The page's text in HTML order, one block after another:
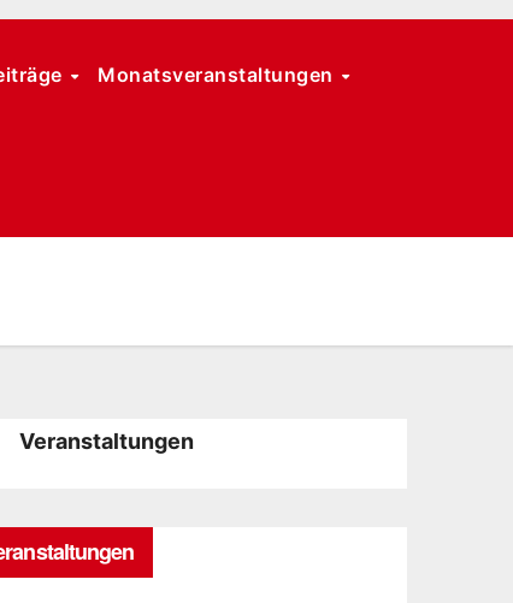
Monatsveranstaltungen
Veranstaltungen